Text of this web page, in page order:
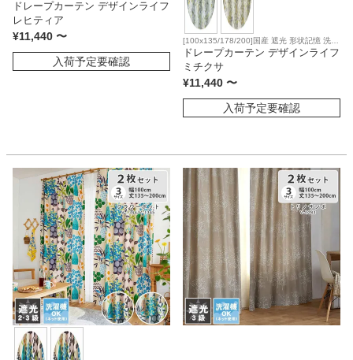
可
ドレープカーテン デザインライフ
レヒティア
¥11,440 〜
入荷予定要確認
[100x135/178/200]国産 遮光 形状記憶 洗濯
可
ドレープカーテン デザインライフ
ミチクサ
¥11,440 〜
入荷予定要確認